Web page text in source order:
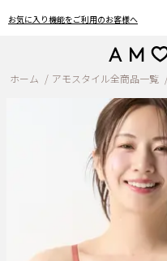
おうちで簡単♪ブラサイズの測り方、選び方
ホーム アモスタイル全商品一覧